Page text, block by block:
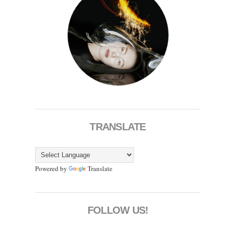
TRANSLATE
Powered by Translate
FOLLOW US!